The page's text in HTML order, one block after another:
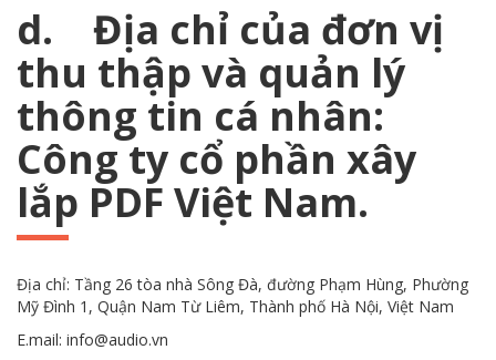
d. Địa chỉ của đơn vị
thu thập và quản lý
thông tin cá nhân:
Công ty cổ phần xây
lắp PDF Việt Nam.
Địa chỉ: Tầng 26 tòa nhà Sông Đà, đường Phạm Hùng, Phường
Mỹ Đình 1, Quận Nam Từ Liêm, Thành phố Hà Nội, Việt Nam
E.mail: info@audio.vn